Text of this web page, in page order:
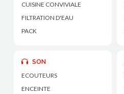
CUISINE CONVIVIALE
FILTRATION D'EAU
PACK
SON
ECOUTEURS
ENCEINTE